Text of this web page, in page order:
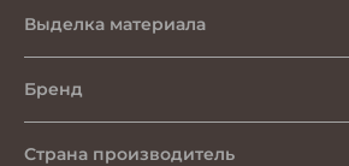
Выделка материала
Бренд
Страна производитель